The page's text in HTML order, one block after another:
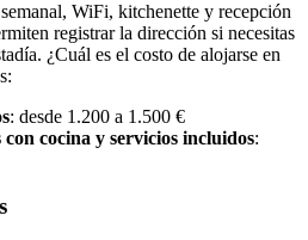
WiFi, kitchenette y recepción
registrar la dirección si necesitas
¿Cuál es el costo de alojarse en
: desde 1.200 a 1.500 €
con cocina y servicios incluidos: